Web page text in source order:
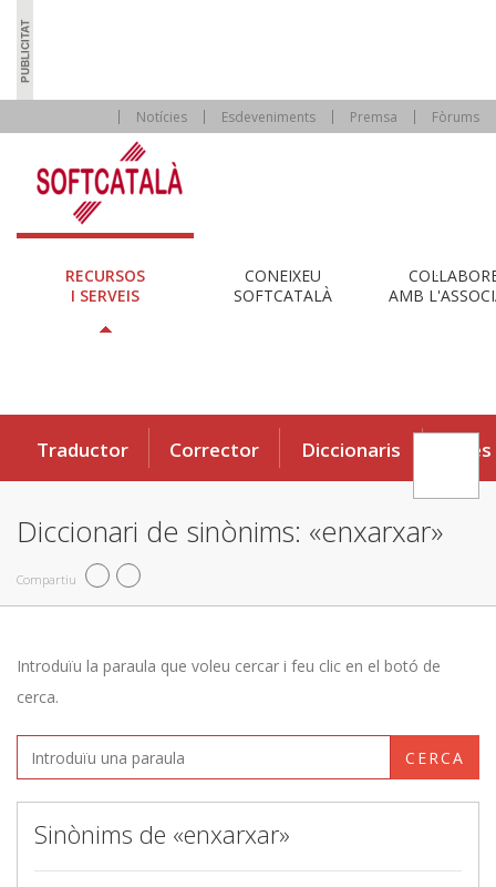
Notícies Esdeveniments Premsa Fòrums
RECURSOS
I SERVEIS
CONEIXEU
SOFTCATALÀ
AMB
Traductor Corrector Diccionaris Eines
Diccionari de sinònims: «enxarxar»
Compartiu
Introduïu la paraula que voleu cercar i feu clic en el botó de
cerca.
CERCA
Sinònims de «enxarxar»